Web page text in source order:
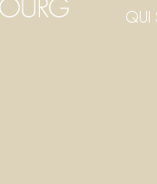
QUI